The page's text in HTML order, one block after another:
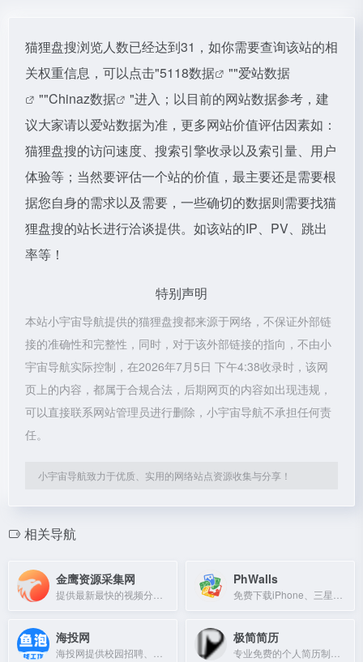
猫狸盘搜浏览人数已经达到31，如你需要查询该站的相
关权重信息，可以点击"5118数据 ""爱站数据
""Chinaz数据
"进入；以目前的网站数据参考，建
议大家请以爱站数据为准，更多网站价值评估因素如：
猫狸盘搜的访问速度、搜索引擎收录以及索引量、用户
体验等；当然要评估一个站的价值，最主要还是需要根
据您自身的需求以及需要，一些确切的数据则需要找猫
狸盘搜的站长进行洽谈提供。如该站的IP、PV、跳出
率等！
特别声明
本站小宇宙导航提供的猫狸盘搜都来源于网络，不保证外部链
接的准确性和完整性，同时，对于该外部链接的指向，不由小
宇宙导航实际控制，在2026年7月5日 下午4:38收录时，该网
页上的内容，都属于合规合法，后期网页的内容如出现违规，
可以直接联系网站管理员进行删除，小宇宙导航不承担任何责
任。
小宇宙导航致力于优质、实用的网络站点资源收集与分享！
相关导航
金鹰资源采集网 PhWalls
海投网 极简简历